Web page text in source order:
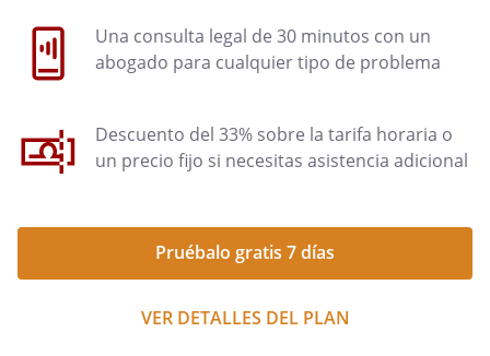
Una consulta legal de 30 minutos con un
abogado para cualquier tipo de problema
Descuento del 33% sobre la tarifa horaria o
un precio fijo si necesitas asistencia adicional
Pruébalo gratis 7 días
VER DETALLES DEL PLAN